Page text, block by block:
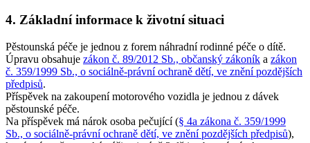
4. Základní informace k životní situaci
Pěstounská péče je jednou z forem náhradní rodinné péče o dítě.
Úpravu obsahuje zákon č. 89/2012 Sb., občanský zákoník a zákon
č. 359/1999 Sb., o sociálně-právní ochraně dětí, ve znění pozdějších
předpisů.
Příspěvek na zakoupení motorového vozidla je jednou z dávek
pěstounské péče.
Na příspěvek má nárok osoba pečující (§ 4a zákona č. 359/1999
Sb., o sociálně-právní ochraně dětí, ve znění pozdějších předpisů),